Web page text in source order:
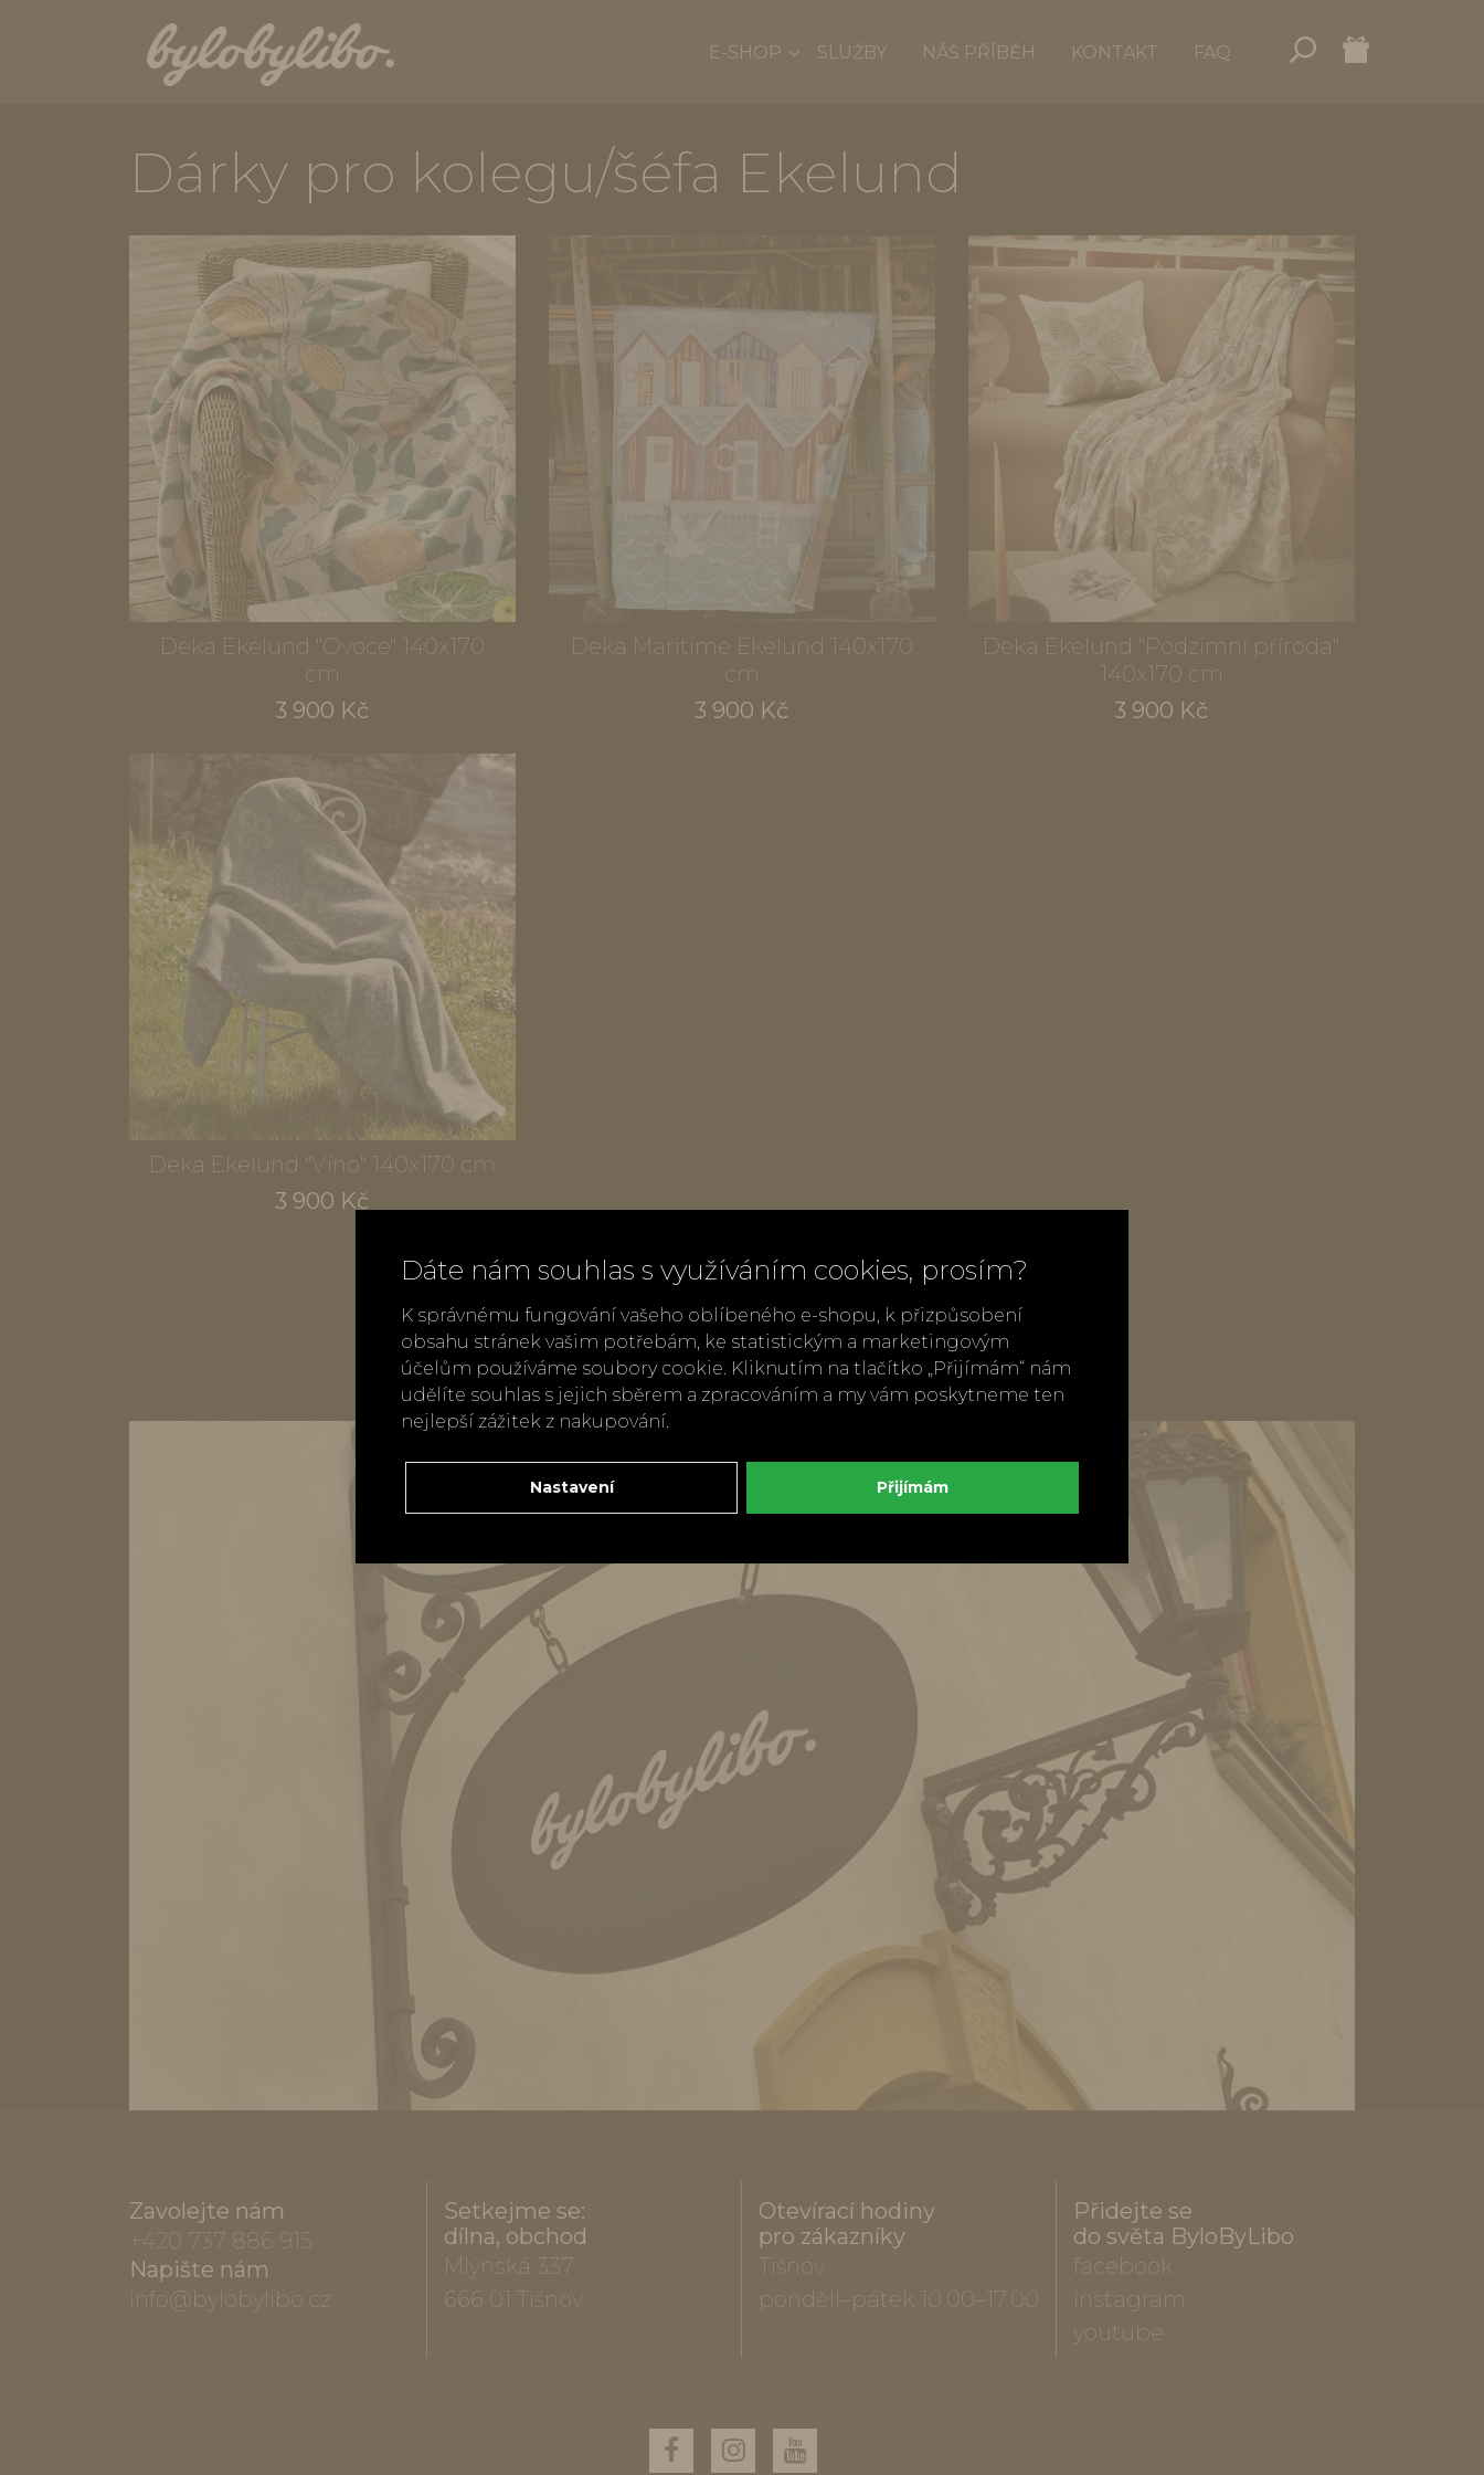
Dárky pro kolegu/šéfa Ekelund
Deka Ekelund "Ovoce" 140x170
cm
3 900 Kč
Deka Maritime Ekelund 140x170
cm
3 900 Kč
Deka Ekelund "Podzimní příroda"
140x170 cm
3 900 Kč
Deka Ekelund "Víno" 140x170 cm
3 900 Kč
Zavolejte nám
+420 737 886 915
Napište nám
info@bylobylibo.cz
Setkejme se:
dílna, obchod
Mlýnská 337
666 01 Tišnov
Otevírací hodiny
pro zákazníky
Tišnov
pondělí–pátek 10.00–17.00
Přidejte se
do světa ByloByLibo
facebook
instagram
youtube
E-SHOP SLUŽBY NÁŠ PŘÍBĚH KONTAKT FAQ
Dáte nám souhlas s využíváním cookies, prosím?
K správnému fungování vašeho oblíbeného e-shopu, k přizpůsobení
obsahu stránek vašim potřebám, ke statistickým a marketingovým
účelům používáme soubory cookie. Kliknutím na tlačítko „Přijímám“ nám
udělíte souhlas s jejich sběrem a zpracováním a my vám poskytneme ten
nejlepší zážitek z nakupování.
Nastavení Přijímám